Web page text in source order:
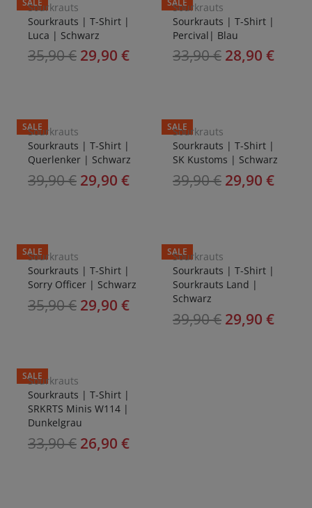
Sourkrauts
Sourkrauts | T-Shirt |
Luca | Schwarz
35,90€ 29,90 €
Sourkrauts
Sourkrauts | T-Shirt |
Percival| Blau
33,90€ 28,90 €
SALE
Sourkrauts
Sourkrauts | T-Shirt |
Querlenker | Schwarz
39,90€ 29,90 €
SALE
Sourkrauts
Sourkrauts | T-Shirt |
SK Kustoms | Schwarz
39,90€ 29,90 €
SALE
Sourkrauts
Sourkrauts | T-Shirt |
Sorry Officer | Schwarz
35,90€ 29,90 €
SALE
Sourkrauts
Sourkrauts | T-Shirt |
Sourkrauts Land |
Schwarz
39,90€ 29,90 €
SALE
Sourkrauts
Sourkrauts | T-Shirt |
SRKRTS Minis W114 |
Dunkelgrau
33,90€ 26,90 €